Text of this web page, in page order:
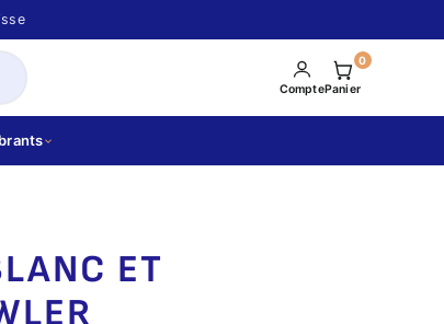
ComptePanier
0
ET